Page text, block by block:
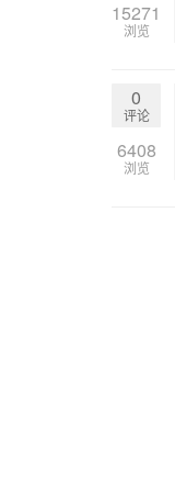
15271
浏览
0
评论
6408
浏览